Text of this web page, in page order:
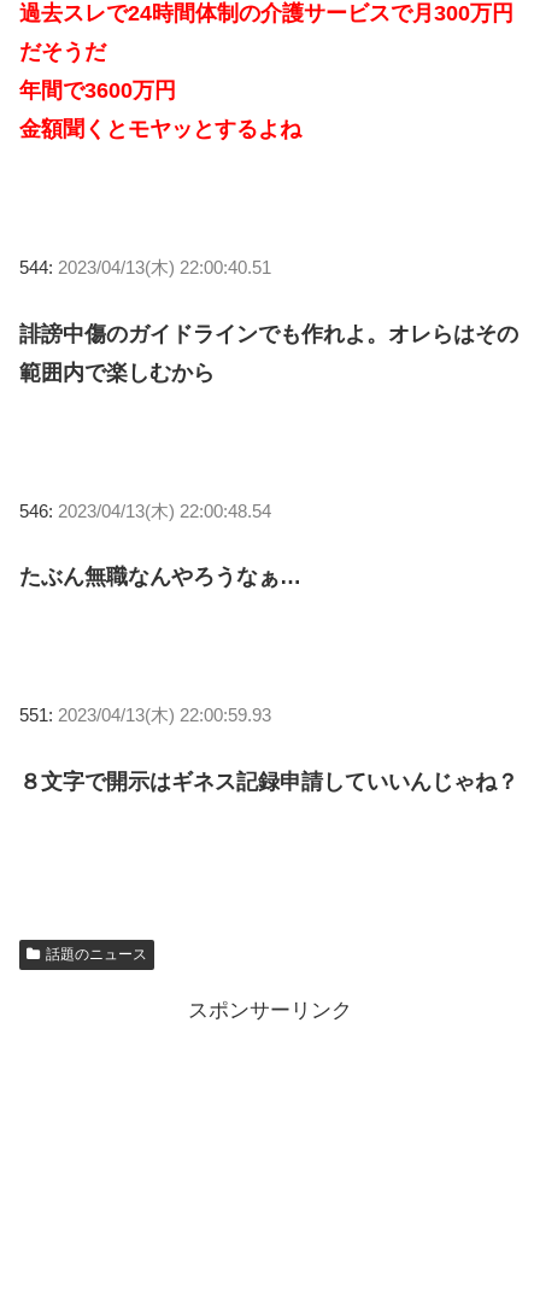
過去スレで24時間体制の介護サービスで月300万円
だそうだ
年間で3600万円
金額聞くとモヤッとするよね
544: 2023/04/13(木) 22:00:40.51
誹謗中傷のガイドラインでも作れよ。オレらはその
範囲内で楽しむから
546: 2023/04/13(木) 22:00:48.54
たぶん無職なんやろうなぁ…
551: 2023/04/13(木) 22:00:59.93
８文字で開示はギネス記録申請していいんじゃね？
話題のニュース
スポンサーリンク